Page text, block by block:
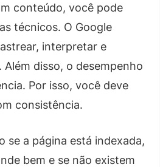
conteúdo, você pode
técnicos. O Google
interpretar e
Além disso, o desempenho
Por isso, você deve
consistência.
se a página está indexada,
bem e se não existem